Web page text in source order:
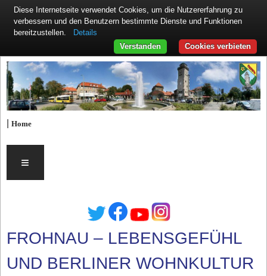
|Home
≡
FROHNAU – LEBENSGEFÜHL
UND BERLINER WOHNKULTUR
Diese Internetseite verwendet Cookies, um die Nutzererfahrung zu
verbessern und den Benutzern bestimmte Dienste und Funktionen
bereitzustellen.
Details
Cookies verbieten
Verstanden